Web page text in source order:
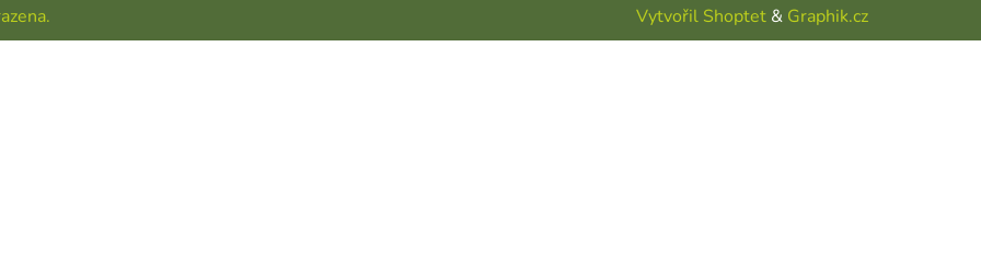
Vytvořil Shoptet & Graphik.cz